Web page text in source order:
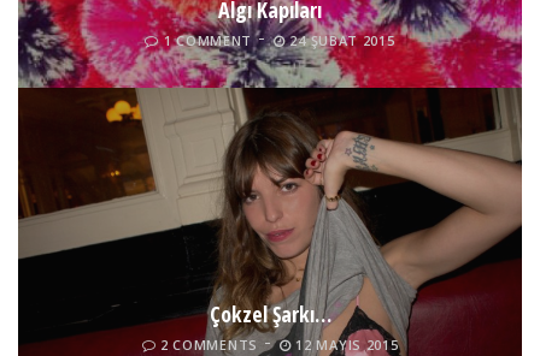
Algı Kapıları
1 COMMENT 24 ŞUBAT 2015
Çokzel Şarkı…
2 COMMENTS 12 MAYIS 2015